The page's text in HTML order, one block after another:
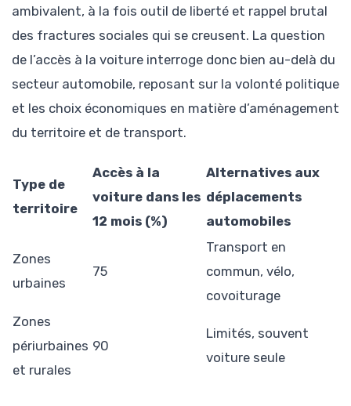
ambivalent, à la fois outil de liberté et rappel brutal
des fractures sociales qui se creusent. La question
de l’accès à la voiture interroge donc bien au-delà du
secteur automobile, reposant sur la volonté politique
et les choix économiques en matière d’aménagement
du territoire et de transport.
Type de
territoire
Accès à la
voiture dans les
12 mois (%)
Alternatives aux
déplacements
automobiles
Zones
urbaines
75
Transport en
commun, vélo,
covoiturage
Zones
périurbaines
et rurales
90
Limités, souvent
voiture seule